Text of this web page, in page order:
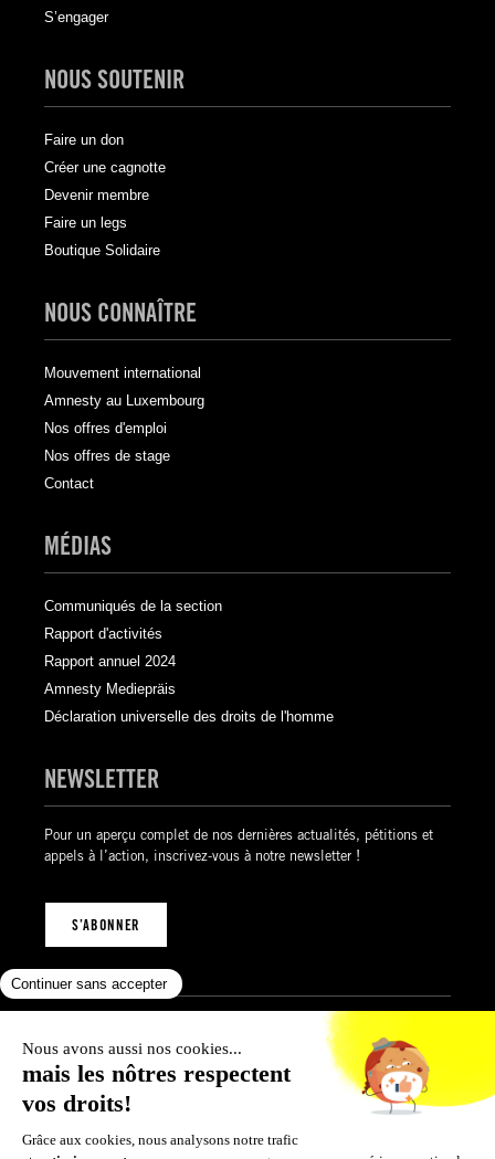
S’engager
NOUS SOUTENIR
Faire un don
Créer une cagnotte
Devenir membre
Faire un legs
Boutique Solidaire
NOUS CONNAÎTRE
Mouvement international
Amnesty au Luxembourg
Nos offres d'emploi
Nos offres de stage
Contact
MÉDIAS
Communiqués de la section
Rapport d'activités
Rapport annuel 2024
Amnesty Mediepräis
Déclaration universelle des droits de l'homme
NEWSLETTER
Pour un aperçu complet de nos dernières actualités, pétitions et
appels à l’action, inscrivez-vous à notre newsletter !
S’ABONNER
Mentions légales
Politique de confidentialité
Politique des cookies
Conditions générales de vente